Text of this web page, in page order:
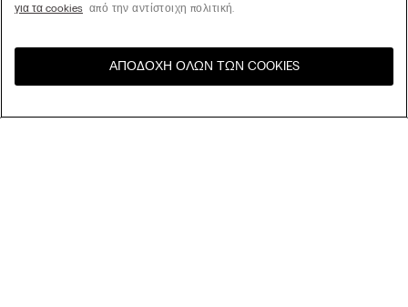
United States
για τα cookies από την αντίστοιχη πολιτική.
ΑΠΟΔΟΧΉ ΌΛΩΝ ΤΩΝ COOKIES